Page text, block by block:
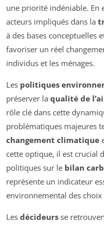
une priorité indéniable. En
acteurs impliqués dans la
à des bases conceptuelles
favoriser un réel
individus et les ménages.
Les politiques
préserver la qualité de
rôle clé dans cette
problématiques majeures
changement climatique
cette optique, il est crucial
politiques sur le bilan
représente un indicateur
environnemental des
Les décideurs se